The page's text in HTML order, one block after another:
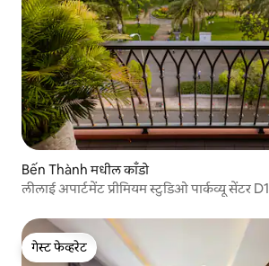
Bến Thành मधील काँडो
लीलाई अपार्टमेंट प्रीमियम स्टुडिओ पार्कव्यू सेंटर D1
गेस्ट फेव्हरेट
गेस्ट फेव्हरेट